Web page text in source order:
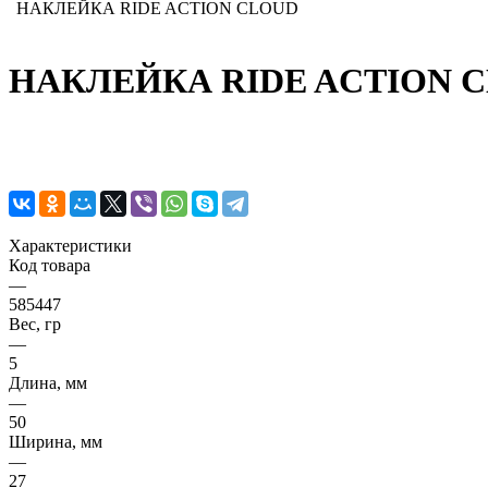
НАКЛЕЙКА RIDE ACTION CLOUD
НАКЛЕЙКА RIDE ACTION
Характеристики
Код товара
—
585447
Вес, гр
—
5
Длина, мм
—
50
Ширина, мм
—
27